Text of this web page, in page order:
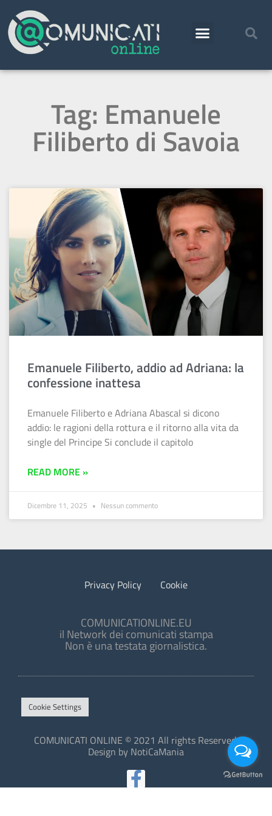
Tag: Emanuele
Filiberto di Savoia
Emanuele Filiberto, addio ad Adriana: la
confessione inattesa
Emanuele Filiberto e Adriana Abascal si dicono
addio: le ragioni della rottura e il ritorno alla vita da
single del Principe Si conclude il capitolo
READ MORE »
Dicembre 11, 2025 Nessun commento
Privacy Policy Cookie
COMUNICATIONLINE.EU
il Network dei comunicati stampa
Non è una testata giornalistica.
Cookie Settings
COMUNICATI ONLINE © 2021 All rights Reserved.
Design by NotiCaMania